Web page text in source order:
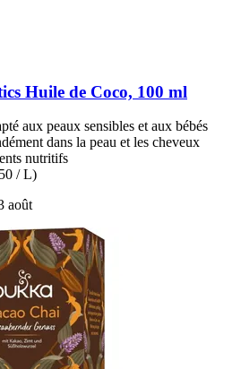
Huile de Coco, 100 ml
aux peaux sensibles et aux bébés
dans la peau et les cheveux
nutritifs
/ L)
août